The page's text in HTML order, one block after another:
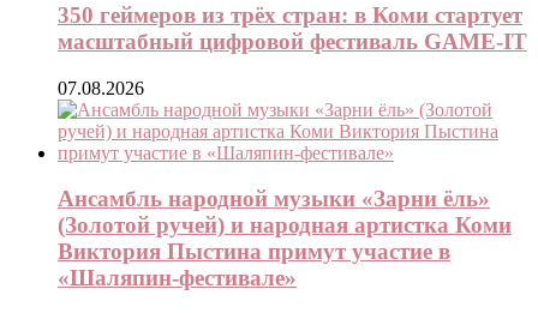
350 геймеров из трёх стран: в Коми стартует
масштабный цифровой фестиваль GAME-IT
07.08.2026
Ансамбль народной музыки «Зарни ёль»
(Золотой ручей) и народная артистка Коми
Виктория Пыстина примут участие в
«Шаляпин-фестивале»